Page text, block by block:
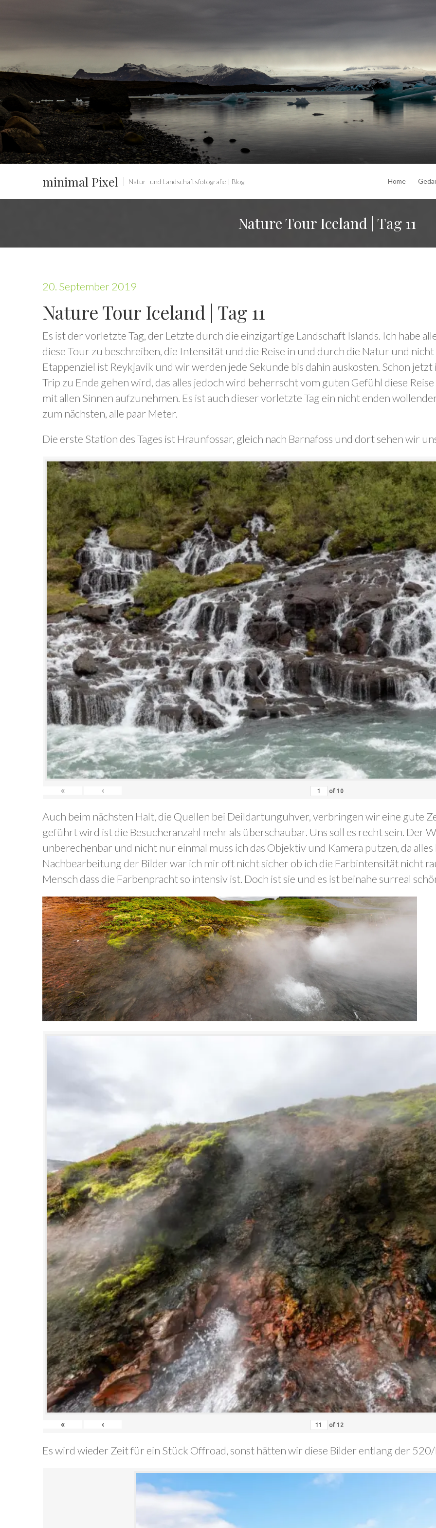
minimal Pixel Natur- und Landschaftsfotografie | Blog Home
Nature Tour Iceland | Tag 11
20. September 2019
Nature Tour Iceland | Tag 11
Es ist der vorletzte Tag, der Letzte durch die einzigartige Landschaft Islands. Ich habe
diese Tour zu beschreiben, die Intensität und die Reise in und durch die Natur und
Etappenziel ist Reykjavik und wir werden jede Sekunde bis dahin auskosten. Schon
Trip zu Ende gehen wird, das alles jedoch wird beherrscht vom guten Gefühl diese
mit allen Sinnen aufzunehmen. Es ist auch dieser vorletzte Tag ein nicht enden
zum nächsten, alle paar Meter.
Die erste Station des Tages ist Hraunfossar, gleich nach Barnafoss und dort sehen wir
« ‹ of 10
Auch beim nächsten Halt, die Quellen bei Deildartunguhver, verbringen wir eine gute
geführt wird ist die Besucheranzahl mehr als überschaubar. Uns soll es recht sein. Der
unberechenbar und nicht nur einmal muss ich das Objektiv und Kamera putzen, da alles
Nachbearbeitung der Bilder war ich mir oft nicht sicher ob ich die Farbintensität nicht
Mensch dass die Farbenpracht so intensiv ist. Doch ist sie und es ist beinahe surreal
« ‹ of 12
Es wird wieder Zeit für ein Stück Offroad, sonst hätten wir diese Bilder entlang der